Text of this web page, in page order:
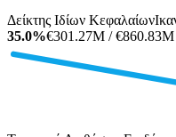
Δείκτης Ιδίων Κεφαλαίων
35.0%€301.27M / €860.83M